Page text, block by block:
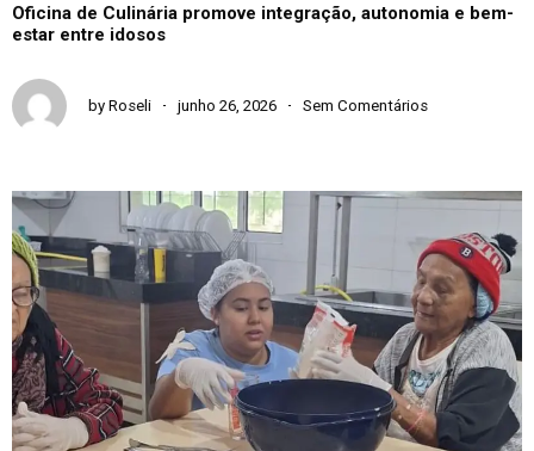
Oficina de Culinária promove integração, autonomia e bem-
estar entre idosos
by Roseli junho 26, 2026 Sem Comentários